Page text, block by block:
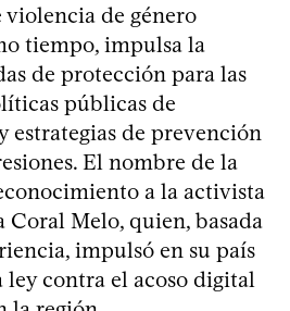
de género
tiempo, impulsa la
de protección para las
públicas de
estrategias de prevención
El nombre de la
a la activista
Melo, quien, basada
impulsó en su país
ley contra el acoso digital